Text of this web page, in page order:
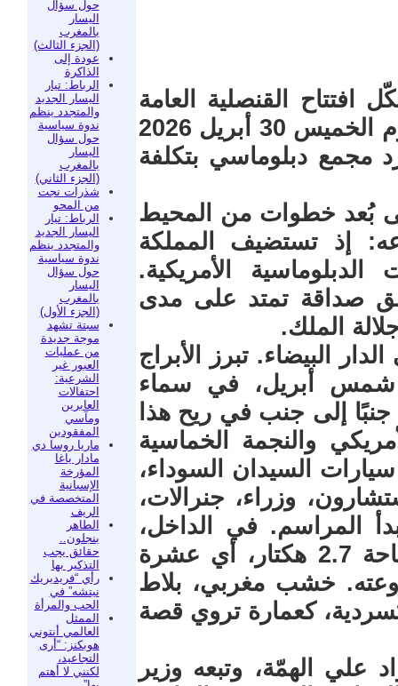
حول سؤال
اليسار
بالمغرب
(الجزء الثالث)
عودة إلى
الذاكرة
الرباط: تيار
اليسار الجديد
والمتجدد ينظم
ندوة سياسية
حول سؤال
اليسار
بالمغرب
(الجزء الثاني)
شذرات نجت
من المحو
الرباط: تيار
اليسار الجديد
والمتجدد ينظم
ندوة سياسية
حول سؤال
اليسار
بالمغرب
(الجزء الأول)
سبتة تشهد
موجة جديدة
من عمليات
العبور غير
الشرعية:
احتفالات
العابرين
ومآسي
المفقودين
ماريا روسا دي
مادار ياغا
المؤرخة
الإسبانية
المتخصصة في
الريف
الطاهر
بنجلون..
حقائق يجب
التذكير بها
رأي “فريديريك
نيتشه” في
الحب والمرأة
الممثل
العالمي أنتوني
هوبكنز: “أرى
التجاعيد،
لكنني لا أهتم
افتتاح القنصلية العامة
الجديدة للولايات المتحدة الأمريكية يوم الخميس 30 أبريل 2026
مجمع دبلوماسي بتكلفة
بُعد خطوات من المحيط
إذ تستضيف المملكة
الأمريكية.
صداقة تمتد على مدى
البيضاء. تبرز الأبراج
شمس أبريل، في سماء
إلى جنب في ريح هذا
2026: العلم الأمريكي والنجمة الخماسية
السيدان السوداء،
وزراء، جنرالات،
المراسم. في الداخل،
يكشف المجمع، الذي يمتد على مساحة 2.7 هكتار، أي عشرة
خشب مغربي، بلاط
كعمارة تروي قصة
علي الهمّة، وتبعه وزير